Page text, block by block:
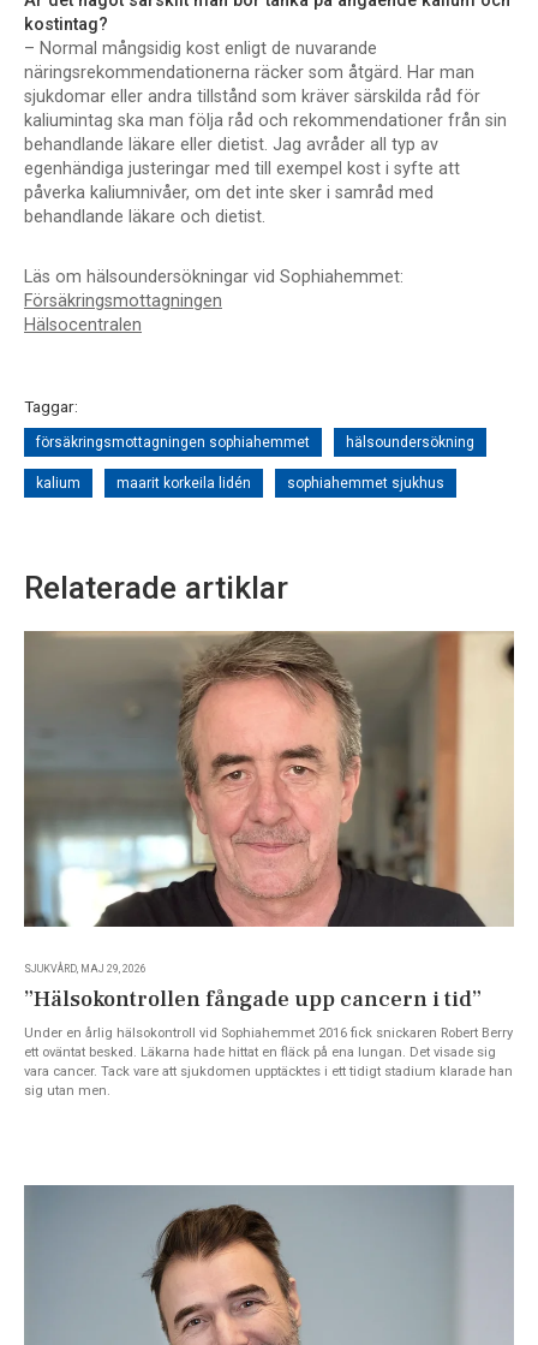
kostintag?
– Normal mångsidig kost enligt de nuvarande
näringsrekommendationerna räcker som åtgärd. Har man
sjukdomar eller andra tillstånd som kräver särskilda råd för
kaliumintag ska man följa råd och rekommendationer från sin
behandlande läkare eller dietist. Jag avråder all typ av
egenhändiga justeringar med till exempel kost i syfte att
påverka kaliumnivåer, om det inte sker i samråd med
behandlande läkare och dietist.
Läs om hälsoundersökningar vid Sophiahemmet:
Försäkringsmottagningen
Hälsocentralen
Taggar:
försäkringsmottagningen sophiahemmet hälsoundersökning
kalium maarit korkeila lidén sophiahemmet sjukhus
Relaterade artiklar
SJUKVÅRD, MAJ 29, 2026
”Hälsokontrollen fångade upp cancern i tid”
Under en årlig hälsokontroll vid Sophiahemmet 2016 fick snickaren Robert Berry
ett oväntat besked. Läkarna hade hittat en fläck på ena lungan. Det visade sig
vara cancer. Tack vare att sjukdomen upptäcktes i ett tidigt stadium klarade han
sig utan men.